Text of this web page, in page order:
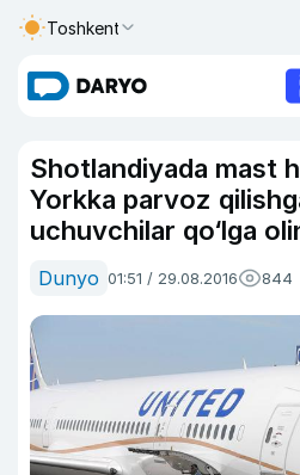
Toshkent
Shotlandiyada mast
Yorkka parvoz
uchuvchilar qo‘lga
Dunyo 01:51 / 29.08.2016 844